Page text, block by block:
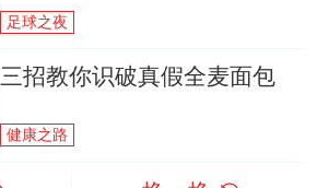
足球之夜
三招教你识破真假全麦面包
健康之路